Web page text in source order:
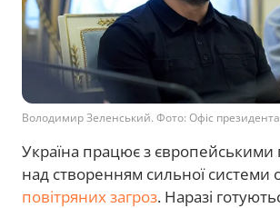
Володимир Зеленський. Фото: Офіс президента
Україна працює з
над створенням сильної системи
повітряних загроз. Наразі